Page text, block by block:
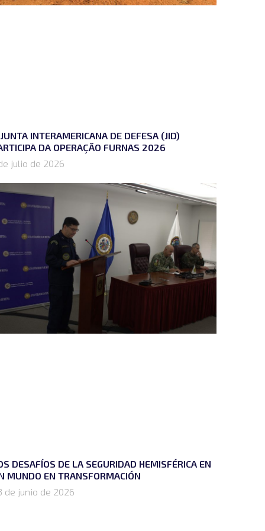
INTERAMERICANA DE DEFESA (JID)
DA OPERAÇÃO FURNAS 2026
julio de 2026
DESAFÍOS DE LA SEGURIDAD HEMISFÉRICA EN
MUNDO EN TRANSFORMACIÓN
de junio de 2026